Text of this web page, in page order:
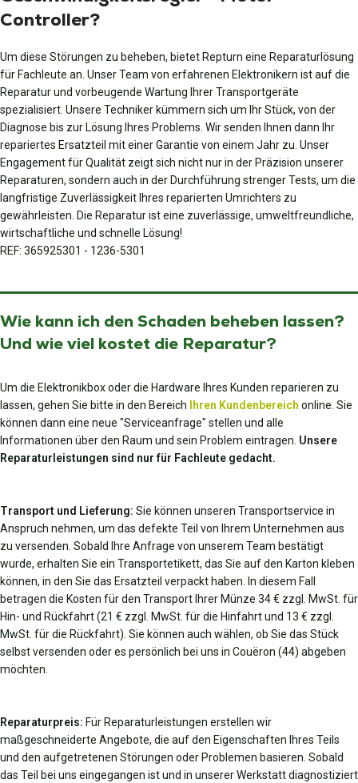
Controller?
Um diese Störungen zu beheben, bietet Repturn eine Reparaturlösung
für Fachleute an. Unser Team von erfahrenen Elektronikern ist auf die
Reparatur und vorbeugende Wartung Ihrer Transportgeräte
spezialisiert. Unsere Techniker kümmern sich um Ihr Stück, von der
Diagnose bis zur Lösung Ihres Problems. Wir senden Ihnen dann Ihr
repariertes Ersatzteil mit einer Garantie von einem Jahr zu. Unser
Engagement für Qualität zeigt sich nicht nur in der Präzision unserer
Reparaturen, sondern auch in der Durchführung strenger Tests, um die
langfristige Zuverlässigkeit Ihres reparierten Umrichters zu
gewährleisten. Die Reparatur ist eine zuverlässige, umweltfreundliche,
wirtschaftliche und schnelle Lösung!
REF: 365925301 - 1236-5301
Wie kann ich den Schaden beheben lassen?
Und wie viel kostet die Reparatur?
Um die Elektronikbox oder die Hardware Ihres Kunden reparieren zu
lassen, gehen Sie bitte in den Bereich
Ihren Kundenbereich online. Sie
können dann eine neue "Serviceanfrage" stellen und alle
Informationen über den Raum und sein Problem eintragen. Unsere
Reparaturleistungen sind nur für Fachleute gedacht.
Transport und Lieferung: Sie können unseren Transportservice in
Anspruch nehmen, um das defekte Teil von Ihrem Unternehmen aus
zu versenden. Sobald Ihre Anfrage von unserem Team bestätigt
wurde, erhalten Sie ein Transportetikett, das Sie auf den Karton kleben
können, in den Sie das Ersatzteil verpackt haben. In diesem Fall
betragen die Kosten für den Transport Ihrer Münze 34 € zzgl. MwSt. für
Hin- und Rückfahrt (21 € zzgl. MwSt. für die Hinfahrt und 13 € zzgl.
MwSt. für die Rückfahrt). Sie können auch wählen, ob Sie das Stück
selbst versenden oder es persönlich bei uns in Couëron (44) abgeben
möchten.
Reparaturpreis: Für Reparaturleistungen erstellen wir
maßgeschneiderte Angebote, die auf den Eigenschaften Ihres Teils
und den aufgetretenen Störungen oder Problemen basieren. Sobald
das Teil bei uns eingegangen ist und in unserer Werkstatt diagnostiziert